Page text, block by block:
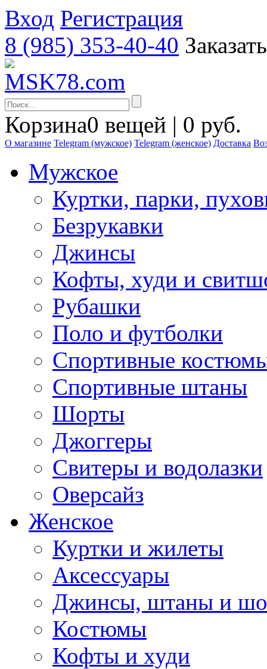
Вход Регистрация
8 (985) 353-40-40
Корзина0 вещей | 0 руб.
О магазине Telegram (мужское) Telegram (женское) Доставка
Мужское
Куртки, парки,
Безрукавки
Джинсы
Кофты, худи и
Рубашки
Поло и футболки
Спортивные
Спортивные штаны
Шорты
Джоггеры
Свитеры и водолазки
Оверсайз
Женское
Куртки и жилеты
Аксессуары
Джинсы, штаны и
Костюмы
Кофты и худи